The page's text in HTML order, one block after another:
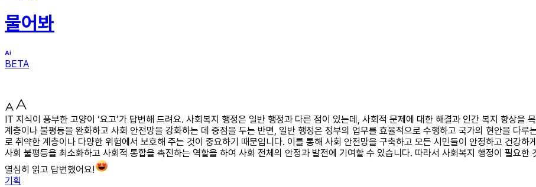
물어봐
BETA
IT 지식이 풍부한 고양이 ‘요고’가 답변해 드려요. 사회복지 행정은 일반 행정과 다른 점이 있는데, 사회적 문제에 대한 해결과 인간 복지 향상을
계층이나 불평등을 완화하고 사회 안전망을 강화하는 데 중점을 두는 반면, 일반 행정은 정부의 업무를 효율적으로 수행하고 국가의 현안을 다
로 취약한 계층이나 다양한 위험에서 보호해 주는 것이 중요하기 때문입니다. 이를 통해 사회 안전망을 구축하고 모든 시민들이 안정하고 건강
사회 불평등을 최소화하고 사회적 통합을 촉진하는 역할을 하여 사회 전체의 안정과 발전에 기여할 수 있습니다. 따라서 사회복지 행정이 필요한
열심히 읽고 답변했어요!
기획